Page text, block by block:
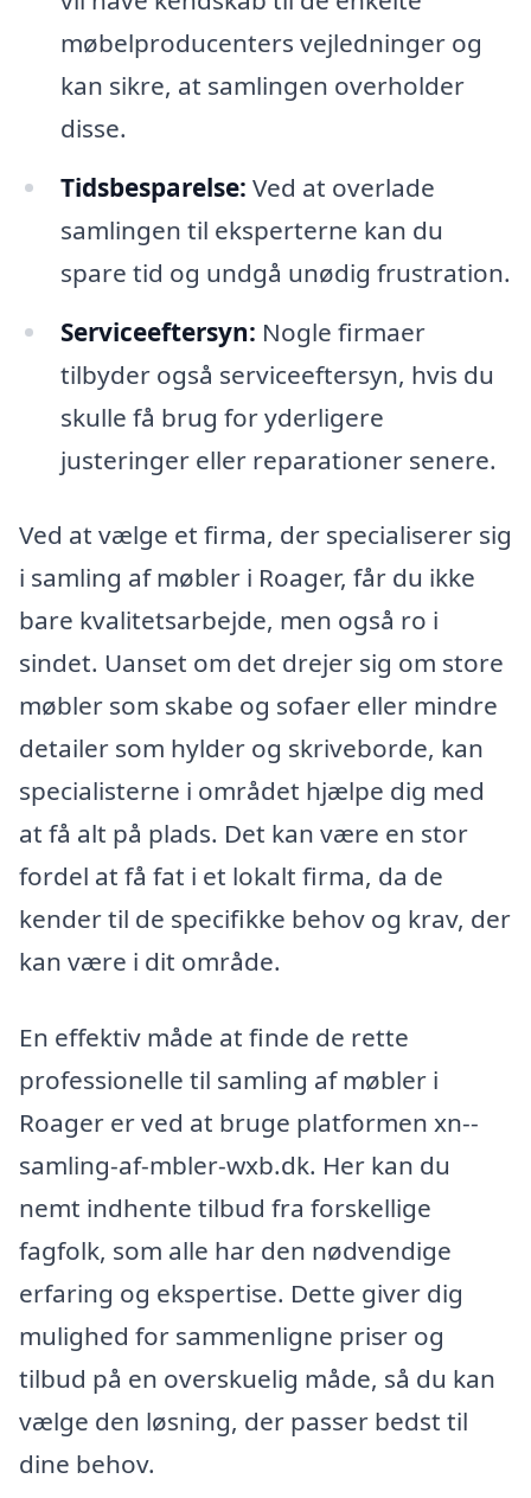
møbelproducenters vejledninger og
kan sikre, at samlingen overholder
disse.
Tidsbesparelse: Ved at overlade
samlingen til eksperterne kan du
spare tid og undgå unødig frustration.
Serviceeftersyn: Nogle firmaer
tilbyder også serviceeftersyn, hvis du
skulle få brug for yderligere
justeringer eller reparationer senere.
Ved at vælge et firma, der specialiserer sig
i samling af møbler i Roager, får du ikke
bare kvalitetsarbejde, men også ro i
sindet. Uanset om det drejer sig om store
møbler som skabe og sofaer eller mindre
detailer som hylder og skriveborde, kan
specialisterne i området hjælpe dig med
at få alt på plads. Det kan være en stor
fordel at få fat i et lokalt firma, da de
kender til de specifikke behov og krav, der
kan være i dit område.
En effektiv måde at finde de rette
professionelle til samling af møbler i
Roager er ved at bruge platformen xn--
samling-af-mbler-wxb.dk. Her kan du
nemt indhente tilbud fra forskellige
fagfolk, som alle har den nødvendige
erfaring og ekspertise. Dette giver dig
mulighed for sammenligne priser og
tilbud på en overskuelig måde, så du kan
vælge den løsning, der passer bedst til
dine behov.